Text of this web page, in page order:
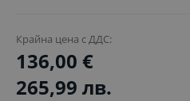
Крайна цена с ДДС:
136,00 €
265,99 лв.